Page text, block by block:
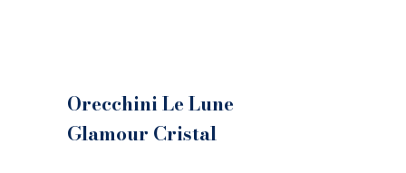
Orecchini Le Lune
Glamour Cristal